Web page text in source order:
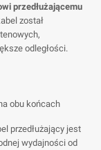
przedłużającemu
został
odległości.
obu końcach
przedłużający jest
wydajności od